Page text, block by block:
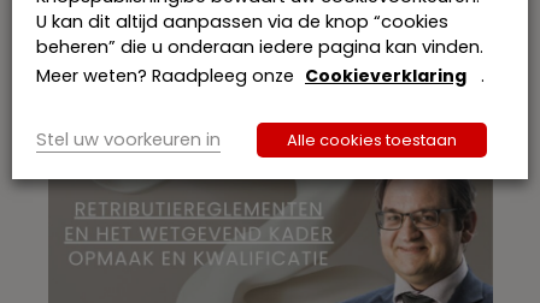
Minnelijke invordering van
consumentenschulden (webinar) ism
Jubel.be
U kan dit altijd aanpassen via de knop “cookies
beheren” die u onderaan iedere pagina kan vinden.
Meer weten? Raadpleeg onze Cookieverklaring .
Stel uw voorkeuren in Alle cookies toestaan